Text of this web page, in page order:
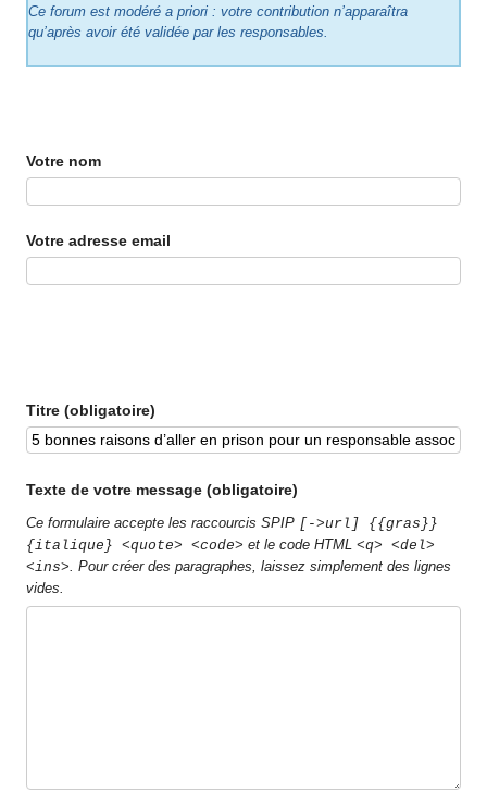
Ce forum est modéré a priori : votre contribution n’apparaîtra
qu’après avoir été validée par les responsables.
Votre nom
Votre adresse email
Titre (obligatoire)
Texte de votre message (obligatoire)
Ce formulaire accepte les raccourcis SPIP [->url] {{gras}}
{italique} <quote> <code> et le code HTML<q> <del>
<ins>. Pour créer des paragraphes, laissez simplement des lignes
vides.